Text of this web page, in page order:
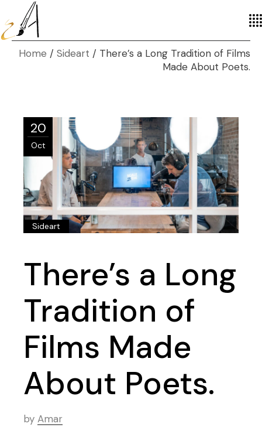
Home Sideart
There’s a Long Tradition of Films
Made About Poets.
20
Oct
Sideart
There’s a Long
Tradition of
Films Made
About Poets.
by Amar